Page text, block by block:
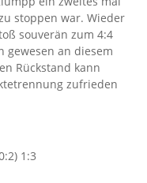
stoppen war. Wieder
souverän zum 4:4
gewesen an diesem
Rückstand kann
zufrieden
1:3